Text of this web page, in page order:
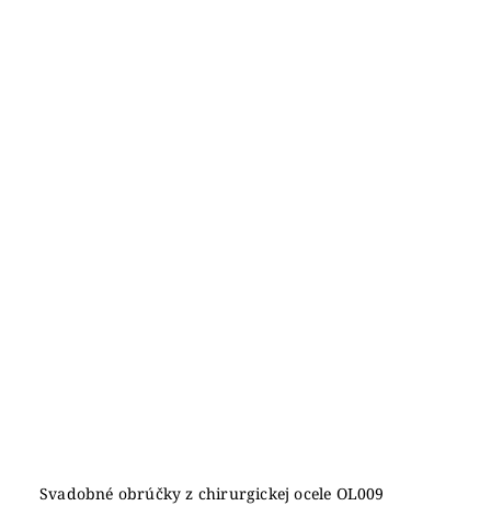
Svadobné obrúčky z chirurgickej ocele OL009